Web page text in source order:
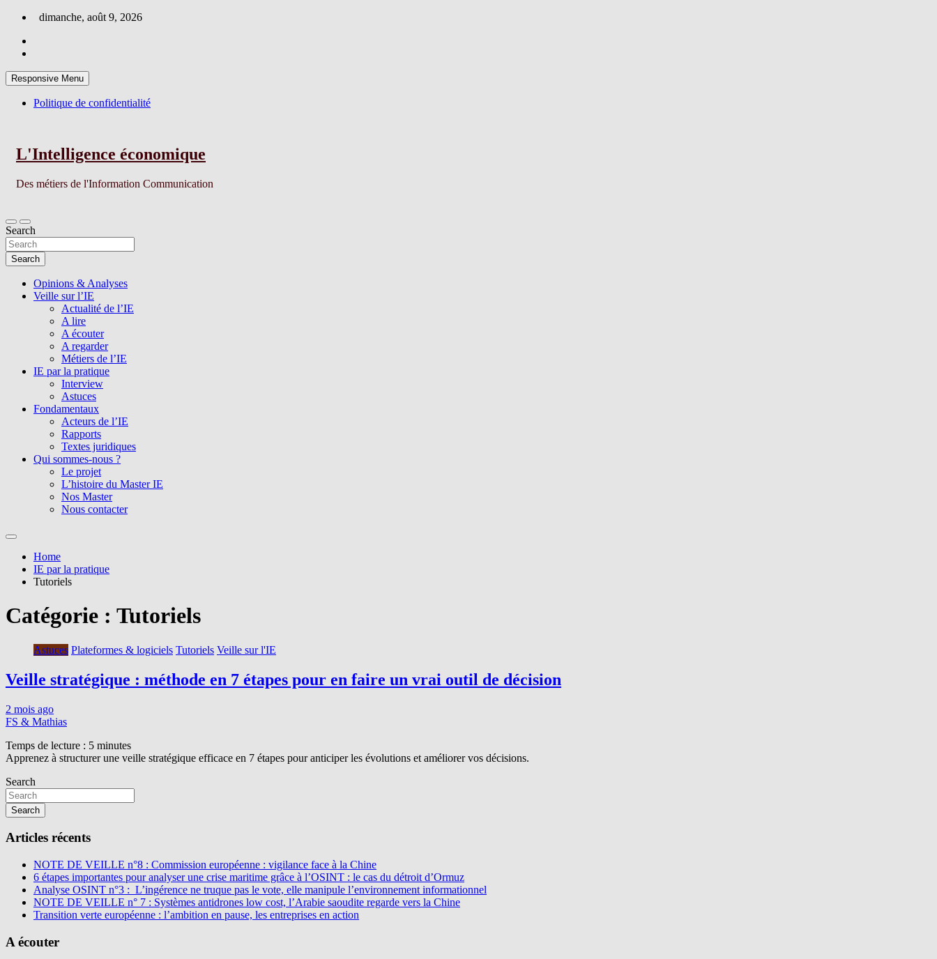
Skip
content
dimanche, août 9, 2026
Responsive Menu
Politique de confidentialité
L'Intelligence économique
Des métiers de l'Information Communication
Search
Search
Opinions & Analyses
Veille sur l’IE
Actualité de l’IE
A lire
A écouter
A regarder
Métiers de l’IE
IE par la pratique
Interview
Astuces
Fondamentaux
Acteurs de l’IE
Rapports
Textes juridiques
Qui sommes-nous ?
Le projet
L’histoire du Master IE
Nos Master
Nous contacter
Home
IE par la pratique
Tutoriels
Catégorie : Tutoriels
Astuces Plateformes & logiciels Tutoriels Veille sur l'IE
Veille stratégique : méthode en 7 étapes pour en faire un vrai outil de décision
2 mois ago
FS & Mathias
Temps de lecture : 5 minutes
Apprenez à structurer une veille stratégique efficace en 7 étapes pour anticiper les évolutions et améliorer vos décisions.
Search
Search
Articles récents
NOTE DE VEILLE n°8 : Commission européenne : vigilance face à la Chine
6 étapes importantes pour analyser une crise maritime grâce à l’OSINT : le cas du détroit d’Ormuz
Analyse OSINT n°3 : L’ingérence ne truque pas le vote, elle manipule l’environnement informationnel
NOTE DE VEILLE n° 7 : Systèmes antidrones low cost, l’Arabie saoudite regarde vers la Chine
Transition verte européenne : l’ambition en pause, les entreprises en action
A écouter